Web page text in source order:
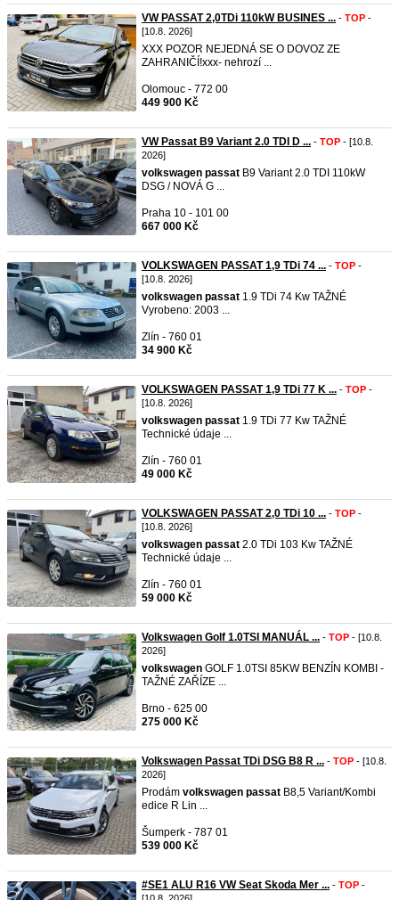
VW PASSAT 2,0TDi 110kW BUSINES ... - TOP -
[10.8. 2026]
XXX POZOR NEJEDNÁ SE O DOVOZ ZE
ZAHRANIČÍ!xxx- nehrozí ...
Olomouc - 772 00
449 900 Kč
VW Passat B9 Variant 2.0 TDI D ... - TOP - [10.8.
2026]
volkswagen passat B9 Variant 2.0 TDI 110kW
DSG / NOVÁ G ...
Praha 10 - 101 00
667 000 Kč
VOLKSWAGEN PASSAT 1,9 TDi 74 ... - TOP -
[10.8. 2026]
volkswagen passat 1.9 TDi 74 Kw TAŽNÉ
Vyrobeno: 2003 ...
Zlín - 760 01
34 900 Kč
VOLKSWAGEN PASSAT 1,9 TDi 77 K ... - TOP -
[10.8. 2026]
volkswagen passat 1.9 TDi 77 Kw TAŽNÉ
Technické údaje ...
Zlín - 760 01
49 000 Kč
VOLKSWAGEN PASSAT 2,0 TDi 10 ... - TOP -
[10.8. 2026]
volkswagen passat 2.0 TDi 103 Kw TAŽNÉ
Technické údaje ...
Zlín - 760 01
59 000 Kč
Volkswagen Golf 1.0TSI MANUÁL ... - TOP - [10.8.
2026]
volkswagen GOLF 1.0TSI 85KW BENZÍN KOMBI -
TAŽNÉ ZAŘÍZE ...
Brno - 625 00
275 000 Kč
Volkswagen Passat TDi DSG B8 R ... - TOP - [10.8.
2026]
Prodám volkswagen passat B8,5 Variant/Kombi
edice R Lin ...
Šumperk - 787 01
539 000 Kč
#SE1 ALU R16 VW Seat Skoda Mer ... - TOP -